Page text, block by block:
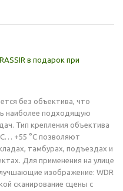
в подарок при
без объектива, что
наиболее подходящую
Тип крепления объектива
+55 °C позволяют
тамбурах, подъездах и
Для применения на улице
изображение: WDR
сканирование сцены с